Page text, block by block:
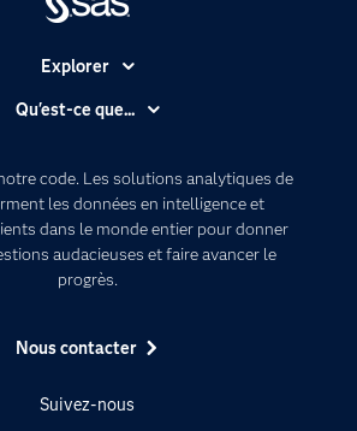
code. Les solutions analytiques de
les données en intelligence et
dans le monde entier pour donner
audacieuses et faire avancer le
progrès.
Nous contacter
Suivez-nous
Explorer
Certifications
Communities
Developers
Pour les enseignants
Etudiants
Qu'est-ce que...
Data science
Intelligence artificielle
L'analytique